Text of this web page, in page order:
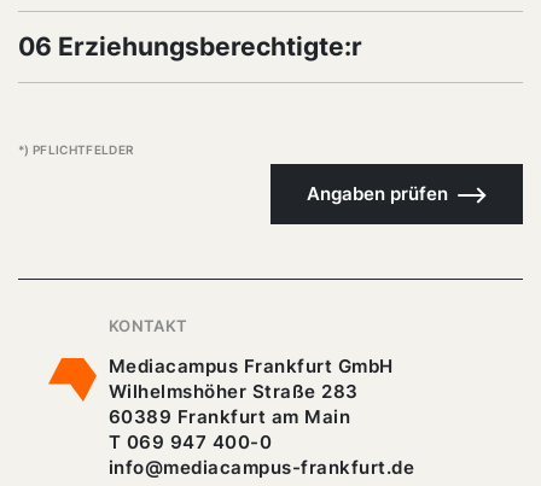
06 Erziehungsberechtigte:r
*) PFLICHTFELDER
Angaben prüfen
KONTAKT
Mediacampus Frankfurt GmbH
Wilhelmshöher Straße 283
60389 Frankfurt am Main
T 069 947 400-0
info@mediacampus-frankfurt.de